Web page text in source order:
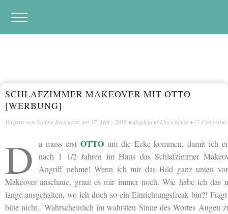
SCHLAFZIMMER MAKEOVER MIT OTTO
[WERBUNG]
Verfasst von Nadine Beckmann am 17. März 2018 • Abgelegt in Einrichtung • 17 Comments
D a muss erst OTTOum die Ecke kommen, damit ich
nach 1 1/2 Jahren im Haus das Schlafzimmer
Angriff nehme! Wenn ich mir das Bild ganz unten
Makeover anschaue, graut es mir immer noch. Wie habe ich das
lange ausgehalten, wo ich doch so ein Einrichtungsfreak bin?!
bitte nicht.. Wahrscheinlich im wahrsten Sinne des Wortes Augen